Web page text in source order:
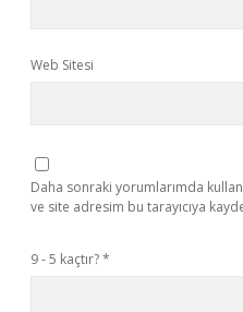
Web Sitesi
Daha sonraki yorumlarımda
ve site adresim bu tarayıcıya
9 - 5 kaçtır?*